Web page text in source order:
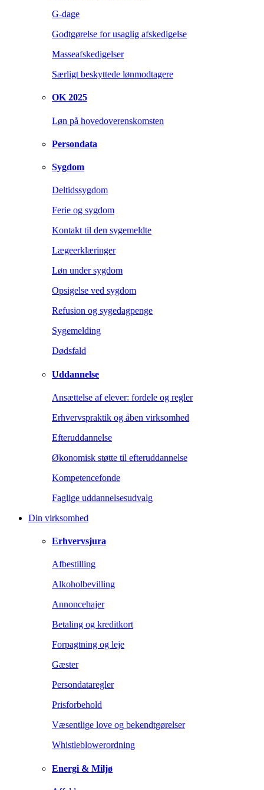
G-dage
Godtgørelse for usaglig afskedigelse
Masseafskedigelser
Særligt beskyttede lønmodtagere
OK 2025
Løn på hovedoverenskomsten
Persondata
Sygdom
Deltidssygdom
Ferie og sygdom
Kontakt til den sygemeldte
Lægeerklæringer
Løn under sygdom
Opsigelse ved sygdom
Refusion og sygedagpenge
Sygemelding
Dødsfald
Uddannelse
Ansættelse af elever: fordele og regler
Erhvervspraktik og åben virksomhed
Efteruddannelse
Økonomisk støtte til efteruddannelse
Kompetencefonde
Faglige uddannelsesudvalg
Din virksomhed
Erhvervsjura
Afbestilling
Alkoholbevilling
Annoncehajer
Betaling og kreditkort
Forpagtning og leje
Gæster
Persondataregler
Prisforbehold
Væsentlige love og bekendtgørelser
Whistleblowerordning
Energi & Miljø